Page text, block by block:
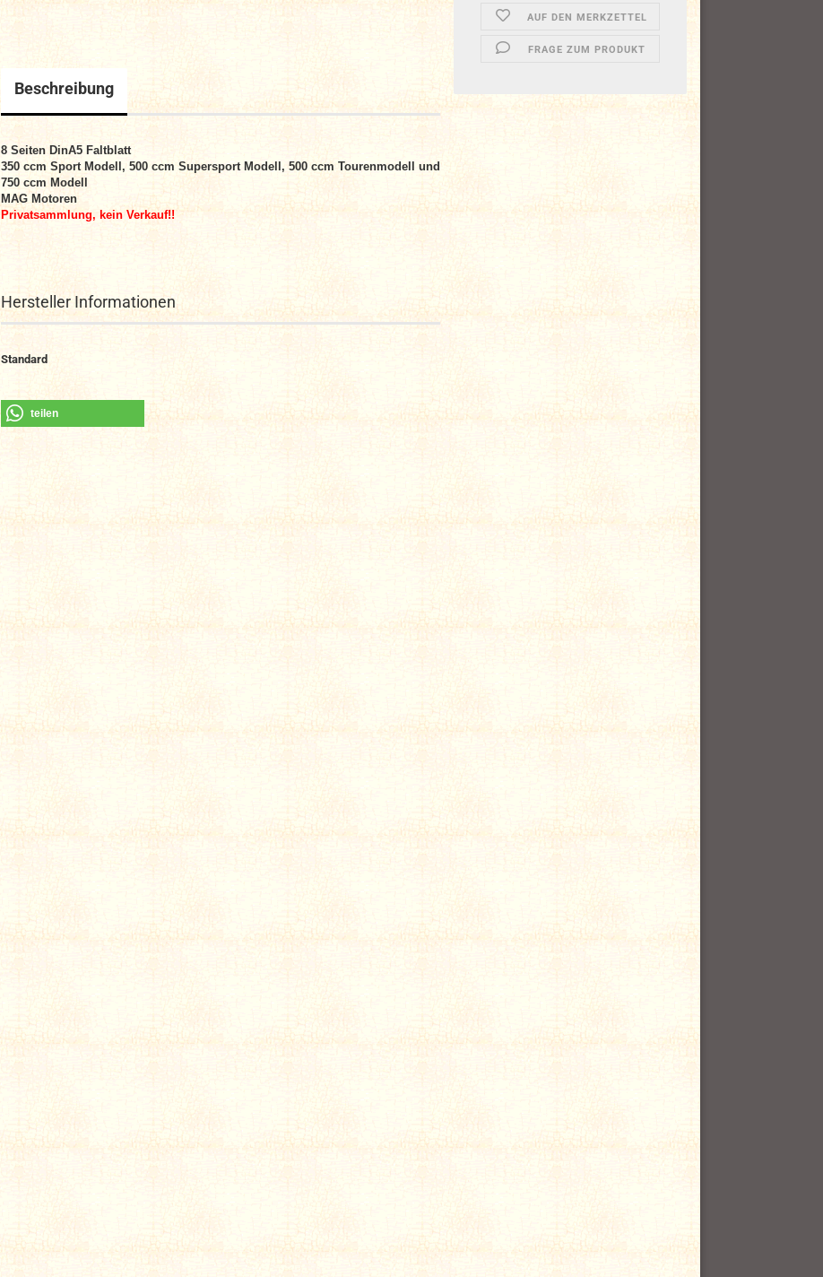
AUF DEN MERKZETTEL
FRAGE ZUM PRODUKT
Beschreibung
8 Seiten DinA5 Faltblatt
350 ccm Sport Modell, 500 ccm Supersport Modell, 500 ccm Tourenmodell und
750 ccm Modell
MAG Motoren
Privatsammlung, kein Verkauf!!
Hersteller Informationen
Standard
teilen